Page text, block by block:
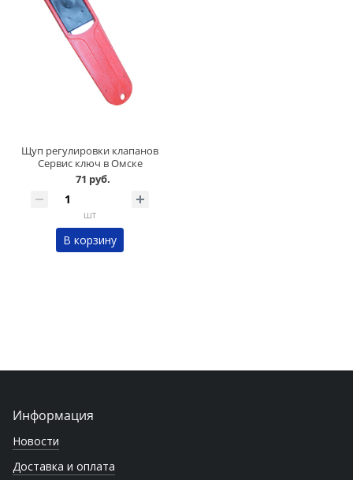
Щуп регулировки клапанов
Сервис ключ в Омске
71 руб.
шт
В корзину
Информация
Новости
Доставка и оплата